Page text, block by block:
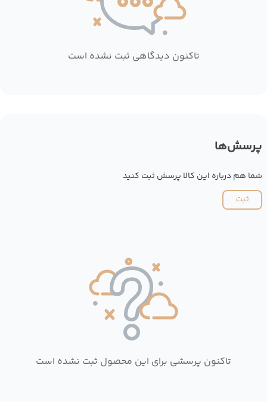
تاکنون دیدگاهی ثبت نشده است
پرسش‌ها
شما هم درباره این کالا پرسش ثبت کنید
ثبت
تاکنون پرسشی برای این محصول ثبت نشده است